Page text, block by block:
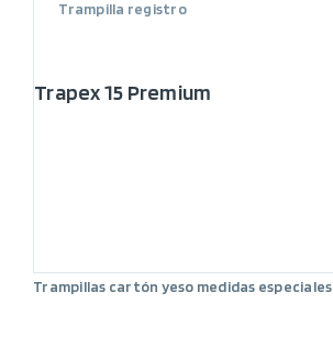
Trampilla registro
Trapex 15 Premium
Trampillas cartón yeso medidas especiales